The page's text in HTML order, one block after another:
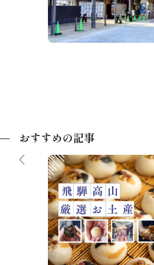
おすすめの記事
【2026最新】お土産に
騨高山のお菓子